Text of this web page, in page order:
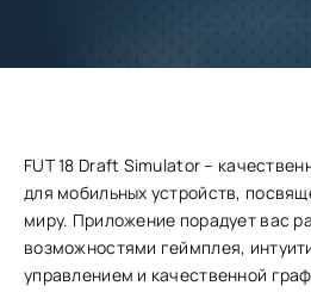
FUT 18 Draft Simulator –
для мобильных устройств,
миру. Приложение порадует вас
возможностями геймплея,
управлением и качественной